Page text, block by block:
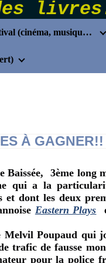
Festival (cinéma, musique...)
À GAGNER!!
Baissée, 3èmelong
qui a la
et dont les deux
Eastern Plays
Melvil Poupaud qui
trafic de fausse
pour la police